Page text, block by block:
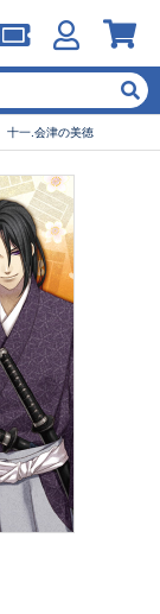
十一.会津の美徳